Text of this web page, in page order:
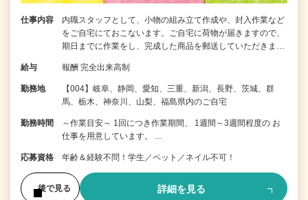
仕事内容
内職スタッフとして、小物の組み立て作成や、封入作業など
をご自宅にておこないます。ご自宅に荷物が届きますので、
期日までに作業をし、完成した商品を郵送していただきま…
給与 報酬 完全出来高制
勤務地
【004】岐阜、静岡、愛知、三重、新潟、長野、茨城、群
馬、栃木、神奈川、山梨、福島県内のご自宅
勤務時間
～作業目安～ 1回につき作業期間、 1週間～3週間程度の お
仕事を用意しています。 …
応募資格 年齢＆経験不問！学生／ペット／ネイル不可！
後で見る 詳細を見る